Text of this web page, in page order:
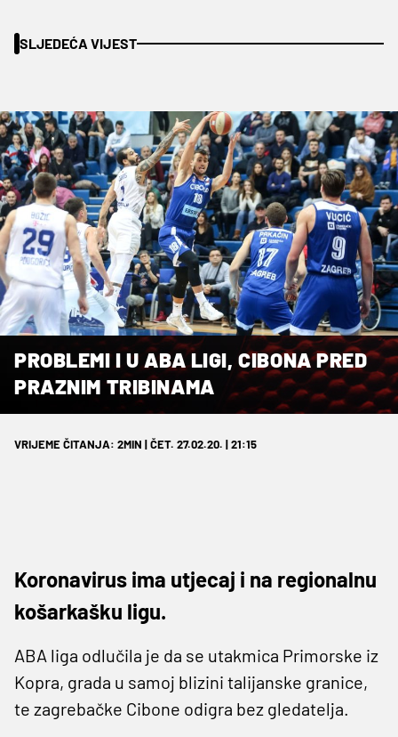
SLJEDEĆA VIJEST
PROBLEMI I U ABA LIGI, CIBONA PRED
PRAZNIM TRIBINAMA
VRIJEME ČITANJA: 2MIN | ČET. 27.02.20. | 21:15
Koronavirus ima utjecaj i na regionalnu
košarkašku ligu.
ABA liga odlučila je da se utakmica Primorske iz
Kopra, grada u samoj blizini talijanske granice,
te zagrebačke Cibone odigra bez gledatelja.